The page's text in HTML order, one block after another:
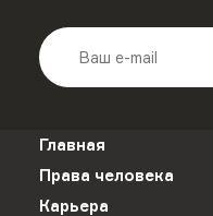
Главная
Права человека
Карьера